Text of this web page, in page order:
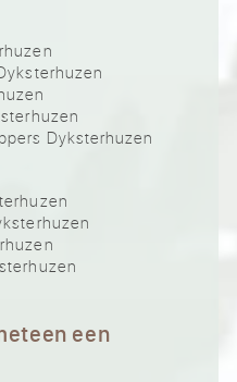
Dyksterhuzen
een